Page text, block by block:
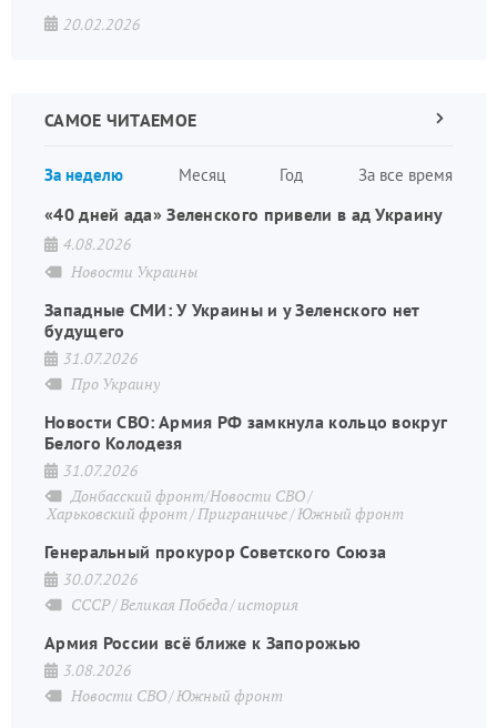
20.02.2026
САМОЕ ЧИТАЕМОЕ
За неделю Месяц Год За все время
Следующая
«40 дней ада» Зеленского привели в ад Украину
4.08.2026
Новости Украины
Западные СМИ: У Украины и у Зеленского нет
будущего
31.07.2026
Про Украину
Новости СВО: Армия РФ замкнула кольцо вокруг
Белого Колодезя
31.07.2026
Донбасский фронт/Новости СВО
Харьковский фронт Приграничье Южный фронт
Генеральный прокурор Советского Союза
30.07.2026
СССР Великая Победа история
Армия России всё ближе к Запорожью
3.08.2026
Новости СВО Южный фронт